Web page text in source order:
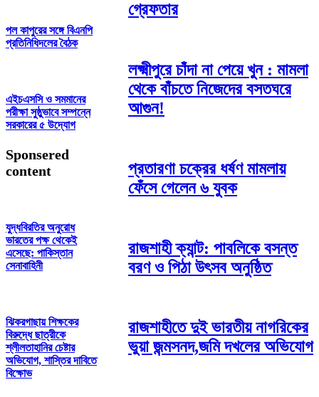
পল কাপুরের সঙ্গে বিএনপি
প্রতিনিধিদলের বৈঠক
এইচএসসি ও সমমানের
পরীক্ষা সুষ্ঠুভাবে সম্পন্নে
সরকারের ৫ উদ্যোগ
Sponsered
content
যুদ্ধবিরতির অনুরোধ
ভারতের পক্ষ থেকেই
এসেছে: পাকিস্তান
সেনাবাহিনী
ঝিকরগাছায় শিক্ষকের
বিরুদ্ধে ছাত্রীকে
শ্লীলতাহানির চেষ্টার
অভিযোগ, শাস্তির দাবিতে
বিক্ষোভ
গ্রেফতার
লক্ষ্মীপুরে চাঁদা না পেয়ে খুন : মামলা
থেকে বাঁচতে নিজেদের বসতঘরে
আগুন!
প্রতারণা চক্রের ধর্ষণ মামলায়
ফেঁসে গেলেন ৬ যুবক
রাজশাহী ক্যান্ট: পাবলিকে বসন্ত
বরণ ও পিঠা উৎসব অনুষ্ঠিত
রাজশাহীতে দুই ভারতীয় নাগরিকের
ভুয়া জন্মসনদ,জমি দখলের অভিযোগ